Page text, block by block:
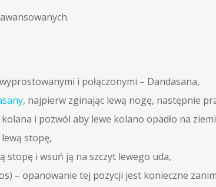
i połączonymi – Dandasana,
, najpierw zginając lewą nogę, następnie
i pozwól aby lewe kolano opadło na
stopę,
stopę i wsuń ją na szczyt lewego uda,
– opanowanie tej pozycji jest konieczne